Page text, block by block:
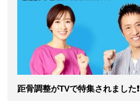
距骨調整がTVで特集されました❗